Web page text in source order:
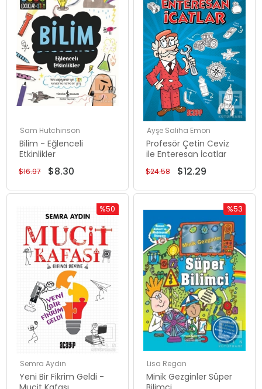
Sam Hutchinson
Bilim - Eğlenceli
Etkinlikler
$8.30
$16.97
Ayşe Saliha Emon
Profesör Çetin Ceviz
ile Enteresan İcatlar
$12.29
$24.58
Semra Aydın
Yeni Bir Fikrim Geldi -
%50
%50Rabatt
Lisa Regan
Minik Gezginler Süper
%53
Rabatt